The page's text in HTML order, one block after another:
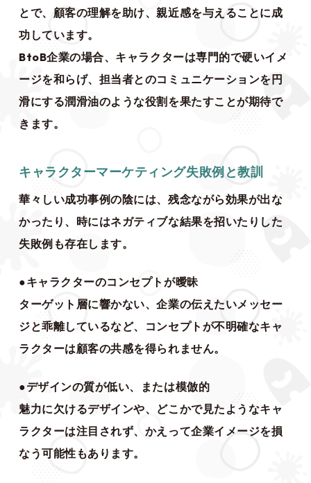
とで、顧客の理解を助け、親近感を与えることに成
功しています。
BtoB企業の場合、キャラクターは専門的で硬いイメ
ージを和らげ、担当者とのコミュニケーションを円
滑にする潤滑油のような役割を果たすことが期待で
きます。
キャラクターマーケティング失敗例と教訓
華々しい成功事例の陰には、残念ながら効果が出な
かったり、時にはネガティブな結果を招いたりした
失敗例も存在します。
●キャラクターのコンセプトが曖昧
ターゲット層に響かない、企業の伝えたいメッセー
ジと乖離しているなど、コンセプトが不明確なキャ
ラクターは顧客の共感を得られません。
●デザインの質が低い、または模倣的
魅力に欠けるデザインや、どこかで見たようなキャ
ラクターは注目されず、かえって企業イメージを損
なう可能性もあります。